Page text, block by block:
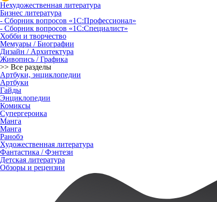
Нехудожественная литература
Бизнес литература
- Сборник вопросов «1С:Профессионал»
- Сборник вопросов «1С:Специалист»
Хобби и творчество
Мемуары / Биографии
Дизайн / Архитектура
Живопись / Графика
>> Все разделы
Артбуки, энциклопедии
Артбуки
Гайды
Энциклопедии
Комиксы
Супергероика
Манга
Манга
Ранобэ
Художественная литература
Фантастика / Фэнтези
Детская литература
Обзоры и рецензии